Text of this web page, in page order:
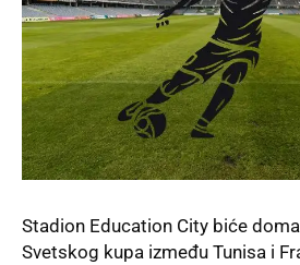
Stadion Education City biće
Svetskog kupa između Tunisa i